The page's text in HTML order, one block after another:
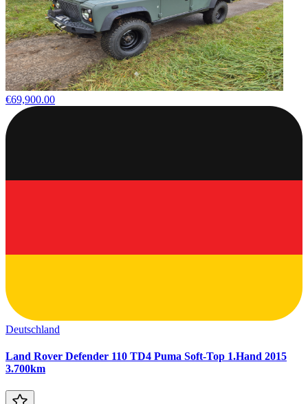
€69,900.00
Deutschland
Land Rover Defender 110 TD4 Puma Soft-Top 1.Hand 2015
3.700km